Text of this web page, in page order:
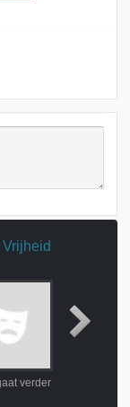
verder